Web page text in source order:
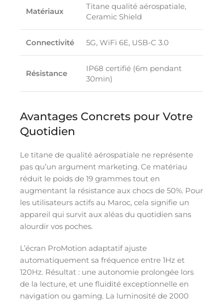
Matériaux
Titane qualité aérospatiale,
Ceramic Shield
Connectivité 5G, WiFi 6E, USB-C 3.0
Résistance
IP68 certifié (6m pendant
30min)
Avantages Concrets pour Votre
Quotidien
Le titane de qualité aérospatiale ne représente
pas qu’un argument marketing. Ce matériau
réduit le poids de 19 grammes tout en
augmentant la résistance aux chocs de 50%. Pour
les utilisateurs actifs au Maroc, cela signifie un
appareil qui survit aux aléas du quotidien sans
alourdir vos poches.
L’écran ProMotion adaptatif ajuste
automatiquement sa fréquence entre 1Hz et
120Hz. Résultat : une autonomie prolongée lors
de la lecture, et une fluidité exceptionnelle en
navigation ou gaming. La luminosité de 2000